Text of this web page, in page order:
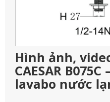
Hình ảnh,
CAESAR
lavabo nước